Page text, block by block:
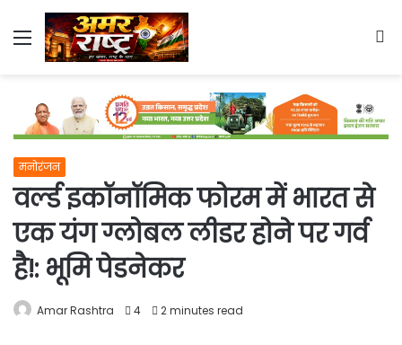
Menu
मनोरंजन
वर्ल्ड इकॉनॉमिक फोरम में भारत से
एक यंग ग्लोबल लीडर होने पर गर्व
है!: भूमि पेडनेकर
Amar Rashtra 4 2 minutes read